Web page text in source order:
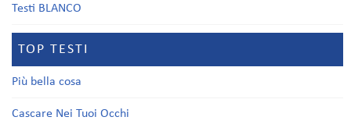
Testi BLANCO
TOP TESTI
Più bella cosa
Cascare Nei Tuoi Occhi